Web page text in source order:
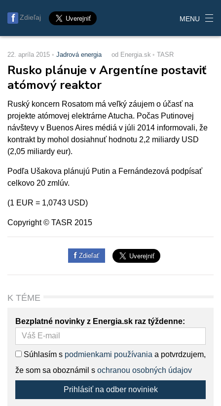
Zdieľaj MENU
22. apríla 2015 Jadrová energia od Energia.sk TASR
Rusko plánuje v Argentíne postaviť
atómový reaktor
Ruský koncern Rosatom má veľký záujem o účasť na
projekte atómovej elektrárne Atucha. Počas Putinovej
návštevy v Buenos Aires médiá v júli 2014 informovali, že
kontrakt by mohol dosiahnuť hodnotu 2,2 miliardy USD
(2,05 miliardy eur).
Podľa Ušakova plánujú Putin a Fernándezová podpísať
celkovo 20 zmlúv.
(1 EUR = 1,0743 USD)
Copyright © TASR 2015
Zdieľať
K TÉME
Bezplatné novinky z Energia.sk raz týždenne:
Súhlasím s podmienkami používania a potvrdzujem,
že som sa oboznámil s ochranou osobných údajov
Prihlásiť na odber noviniek